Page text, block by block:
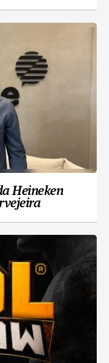
Heineken